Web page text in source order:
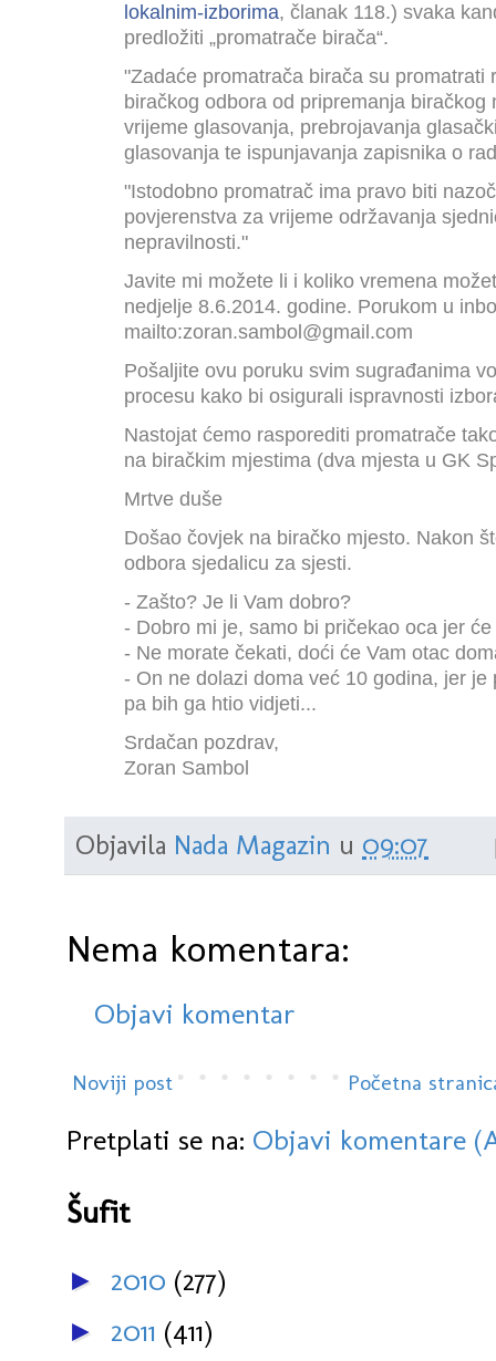
lokalnim-izborima, članak 118.) svaka
predložiti „promatrače birača“.
"Zadaće promatrača birača su promatrati
biračkog odbora od pripremanja
vrijeme glasovanja, prebrojavanja
glasovanja te ispunjavanja zapisnika o
"Istodobno promatrač ima pravo biti
povjerenstva za vrijeme održavanja
nepravilnosti."
Javite mi možete li i koliko vremena
nedjelje 8.6.2014. godine. Porukom u
mailto:zoran.sambol@gmail.com
Pošaljite ovu poruku svim sugrađanima
procesu kako bi osigurali ispravnosti
Nastojat ćemo rasporediti promatrače
na biračkim mjestima (dva mjesta u GK
Mrtve duše
Došao čovjek na biračko mjesto. Nakon
odbora sjedalicu za sjesti.
- Zašto? Je li Vam dobro?
- Dobro mi je, samo bi pričekao oca jer
- Ne morate čekati, doći će Vam otac
- On ne dolazi doma već 10 godina, jer
pa bih ga htio vidjeti...
Srdačan pozdrav,
Zoran Sambol
Objavila Nada Magazin u 09:07
Nema komentara:
Objavi komentar
Noviji post Početna
Pretplati se na: Objavi komentare
Šufit
► 2010 (277)
► 2011 (411)